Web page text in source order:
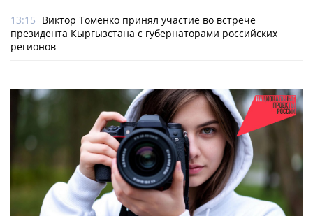
13:15 Виктор Томенко принял участие во встрече
президента Кыргызстана с губернаторами российских
регионов